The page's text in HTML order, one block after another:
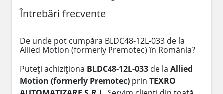
Întrebări frecvente
De unde pot cumpăra BLDC48-12L-033 de la
Allied Motion (formerly Premotec) în România?
Puteți achiziționa BLDC48-12L-033 de la Allied
Motion (formerly Premotec) prin TEXRO